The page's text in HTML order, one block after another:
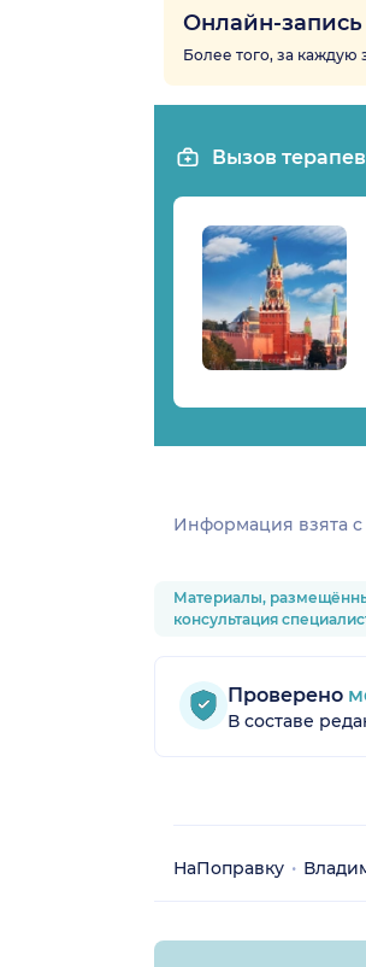
Онлайн-
Более того, за каждую
Вызов
Информация взята
Материалы,
консультация
Проверено
В составе
НаПоправку